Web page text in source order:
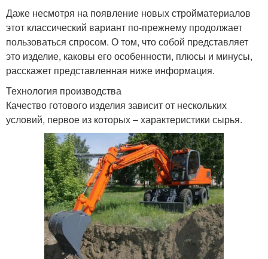
Даже несмотря на появление новых стройматериалов
этот классический вариант по-прежнему продолжает
пользоваться спросом. О том, что собой представляет
это изделие, каковы его особенности, плюсы и минусы,
расскажет представленная ниже информация.
Технология производства
Качество готового изделия зависит от нескольких
условий, первое из которых – характеристики сырья.